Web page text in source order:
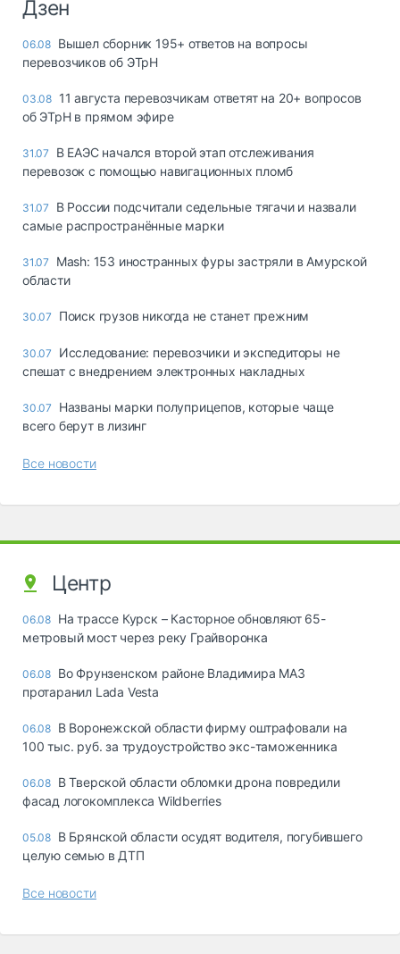
Дзен
06.08 Вышел сборник 195+ ответов на вопросы
перевозчиков об ЭТрН
03.08 11 августа перевозчикам ответят на 20+ вопросов
об ЭТрН в прямом эфире
31.07
В ЕАЭС начался второй этап отслеживания
перевозок с помощью навигационных пломб
31.07
В России подсчитали седельные тягачи и назвали
самые распространённые марки
31.07
Mash: 153 иностранных фуры застряли в Амурской
области
30.07 Поиск грузов никогда не станет прежним
30.07
Исследование: перевозчики и экспедиторы не
спешат с внедрением электронных накладных
30.07
Названы марки полуприцепов, которые чаще
всего берут в лизинг
Все новости
Центр
06.08 На трассе Курск – Касторное обновляют 65-
метровый мост через реку Грайворонка
06.08 Во Фрунзенском районе Владимира МАЗ
протаранил Lada Vesta
06.08 В Воронежской области фирму оштрафовали на
100 тыс. руб. за трудоустройство экс-таможенника
06.08 В Тверской области обломки дрона повредили
фасад логокомплекса Wildberries
05.08 В Брянской области осудят водителя, погубившего
целую семью в ДТП
Все новости